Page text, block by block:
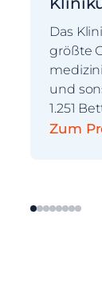
Das
größte
und
1.251
Zum